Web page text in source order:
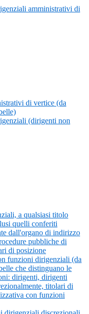
amministrativi di
di vertice (da
(dirigenti non
a qualsiasi titolo
quelli conferiti
dall'organo di indirizzo
pubbliche di
di posizione
funzioni dirigenziali (da
che distinguano le
dirigenti, dirigenti
titolari di
con funzioni